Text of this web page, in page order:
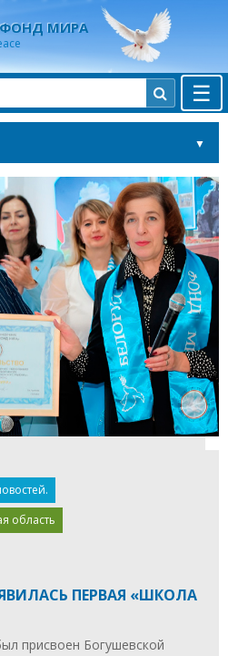
ФОНД МИРА
☰

область
ПЕРВАЯ «ШКОЛА
присвоен Богушевской